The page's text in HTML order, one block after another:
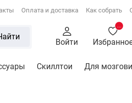
Оплата и доставка Как собрать
Войти
Скиллтои Для